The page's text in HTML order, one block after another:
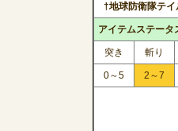
†地球防衛隊テ
アイテムステータ
突き 斬り
0～5 2～7